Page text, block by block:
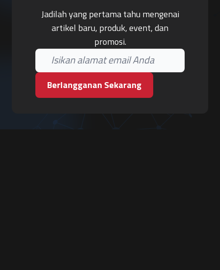
Jadilah yang pertama tahu mengenai
artikel baru, produk, event, dan
promosi.
Berlangganan Sekarang